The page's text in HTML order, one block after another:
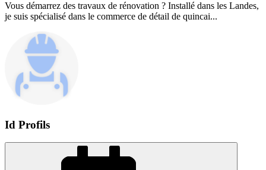
Vous démarrez des travaux de rénovation ? Installé dans les Landes,
je suis spécialisé dans le commerce de détail de quincai...
Id Profils